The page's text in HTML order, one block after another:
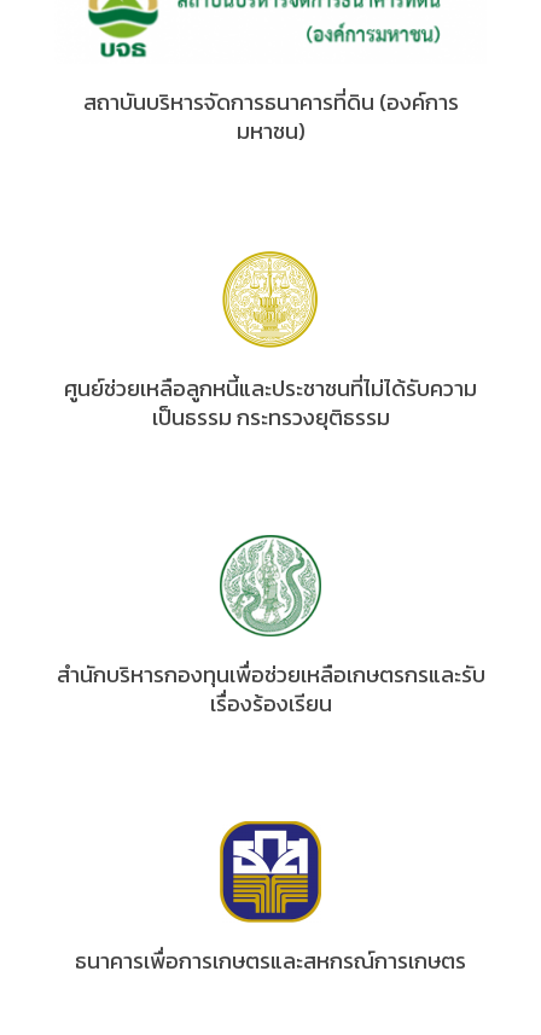
สถาบันบริหารจัดการธนาคารที่ดิน (องค์การ
มหาชน)
ศูนย์ช่วยเหลือลูกหนี้และประชาชนที่ไม่ได้รับความ
เป็นธรรม กระทรวงยุติธรรม
สำนักบริหารกองทุนเพื่อช่วยเหลือเกษตรกรและรับ
เรื่องร้องเรียน
ธนาคารเพื่อการเกษตรและสหกรณ์การเกษตร